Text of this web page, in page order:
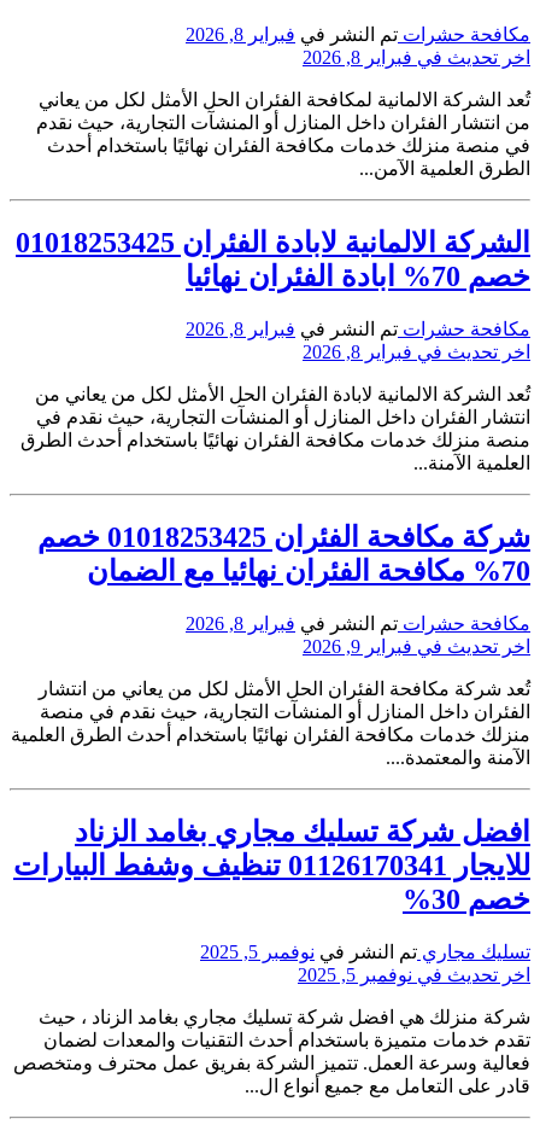
مكافحة حشرات تم النشر في فبراير 8, 2026
اخر تحديث في فبراير 8, 2026
تُعد الشركة الالمانية لمكافحة الفئران الحل الأمثل لكل من يعاني
من انتشار الفئران داخل المنازل أو المنشآت التجارية، حيث نقدم
في منصة منزلك خدمات مكافحة الفئران نهائيًا باستخدام أحدث
الطرق العلمية الآمن...
الشركة الالمانية لابادة الفئران 01018253425
خصم 70% ابادة الفئران نهائيا
مكافحة حشرات تم النشر في فبراير 8, 2026
اخر تحديث في فبراير 8, 2026
تُعد الشركة الالمانية لابادة الفئران الحل الأمثل لكل من يعاني من
انتشار الفئران داخل المنازل أو المنشآت التجارية، حيث نقدم في
منصة منزلك خدمات مكافحة الفئران نهائيًا باستخدام أحدث الطرق
العلمية الآمنة...
شركة مكافحة الفئران 01018253425 خصم
70% مكافحة الفئران نهائيا مع الضمان
مكافحة حشرات تم النشر في فبراير 8, 2026
اخر تحديث في فبراير 9, 2026
تُعد شركة مكافحة الفئران الحل الأمثل لكل من يعاني من انتشار
الفئران داخل المنازل أو المنشآت التجارية، حيث نقدم في منصة
منزلك خدمات مكافحة الفئران نهائيًا باستخدام أحدث الطرق العلمية
الآمنة والمعتمدة....
افضل شركة تسليك مجاري بغامد الزناد
للايجار 01126170341 تنظيف وشفط البيارات
خصم 30%
تسليك مجاري تم النشر في نوفمبر 5, 2025
اخر تحديث في نوفمبر 5, 2025
شركة منزلك هي افضل شركة تسليك مجاري بغامد الزناد ، حيث
تقدم خدمات متميزة باستخدام أحدث التقنيات والمعدات لضمان
فعالية وسرعة العمل. تتميز الشركة بفريق عمل محترف ومتخصص
قادر على التعامل مع جميع أنواع ال...